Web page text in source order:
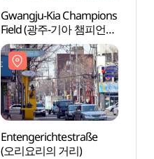
Gwangju-Kia Champions
Field (광주-기아 챔피언스
필드)
Entengerichtestraße
(오리요리의 거리)